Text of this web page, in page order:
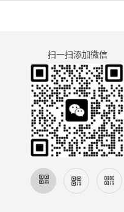
扫一扫添加微信